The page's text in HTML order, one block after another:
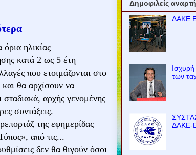
ηλικίας
κατά 2 ως 5 έτη
που ετοιμάζονται στο
θα αρχίσουν να
σταδιακά, αρχής γενομένης
συντάξεις.
της εφημερίδας
από τις...
δεν θα θιγούν όσοι
Δημοφιλείς
ΔΑΚΕ
των
ΔΑΚΕ-